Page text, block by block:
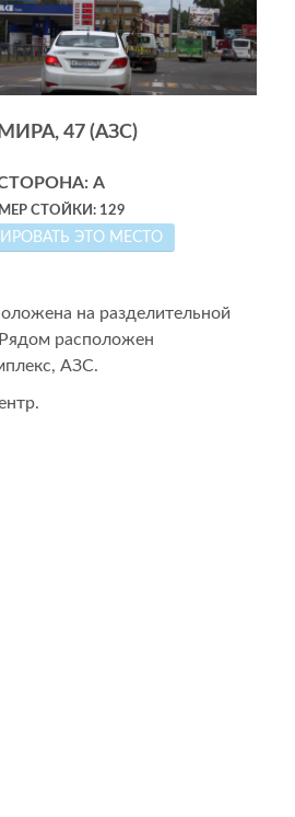
47 (АЗС)
А
СТОЙКИ: 129
ЗАБРОНИРОВАТЬ ЭТО МЕСТО
на разделительной
расположен
АЗС.